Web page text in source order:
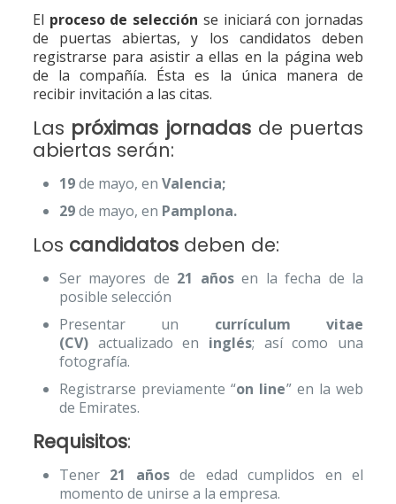
El proceso de selección se iniciará con jornadas
de puertas abiertas, y los candidatos deben
registrarse para asistir a ellas en la página web
de la compañía. Ésta es la única manera de
recibir invitación a las citas.
Las próximas jornadas de puertas
abiertas serán:
19de mayo, en Valencia;
29de mayo, en Pamplona.
Los candidatosdeben de:
Ser mayores de 21 añosen la fecha de la
posible selección
Presentar un currículum vitae
(CV) actualizado en inglés; así como una
fotografía.
Registrarse previamente “on line” en la web
de Emirates.
Requisitos:
Tener 21 añosde edad cumplidos en el
momento de unirse a la empresa.